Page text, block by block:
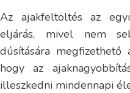
Az ajakfeltöltés az
eljárás, mivel nem
dúsítására
hogy az
illeszkedni mindennapi